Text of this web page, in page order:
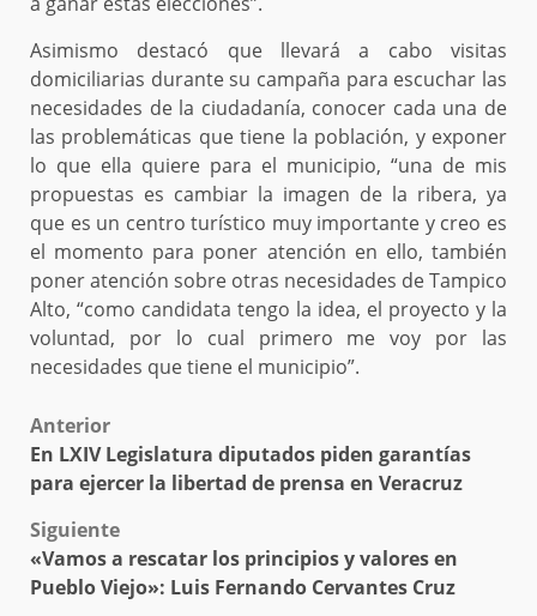
Asimismo destacó que llevará a cabo visitas
domiciliarias durante su campaña para escuchar las
necesidades de la ciudadanía, conocer cada una de
las problemáticas que tiene la población, y exponer
lo que ella quiere para el municipio, “una de mis
propuestas es cambiar la imagen de la ribera, ya
que es un centro turístico muy importante y creo es
el momento para poner atención en ello, también
poner atención sobre otras necesidades de Tampico
Alto, “como candidata tengo la idea, el proyecto y la
voluntad, por lo cual primero me voy por las
necesidades que tiene el municipio”.
Post
navigation
Anterior
En LXIV Legislatura diputados piden garantías
para ejercer la libertad de prensa en Veracruz
Siguiente
«Vamos a rescatar los principios y valores en
Pueblo Viejo»: Luis Fernando Cervantes Cruz